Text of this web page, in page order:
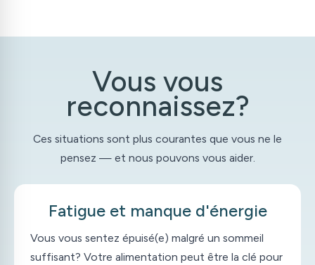
Vous vous
reconnaissez?
Ces situations sont plus courantes que vous ne le
pensez — et nous pouvons vous aider.
Fatigue et manque d'énergie
Vous vous sentez épuisé(e) malgré un sommeil
suffisant? Votre alimentation peut être la clé pour